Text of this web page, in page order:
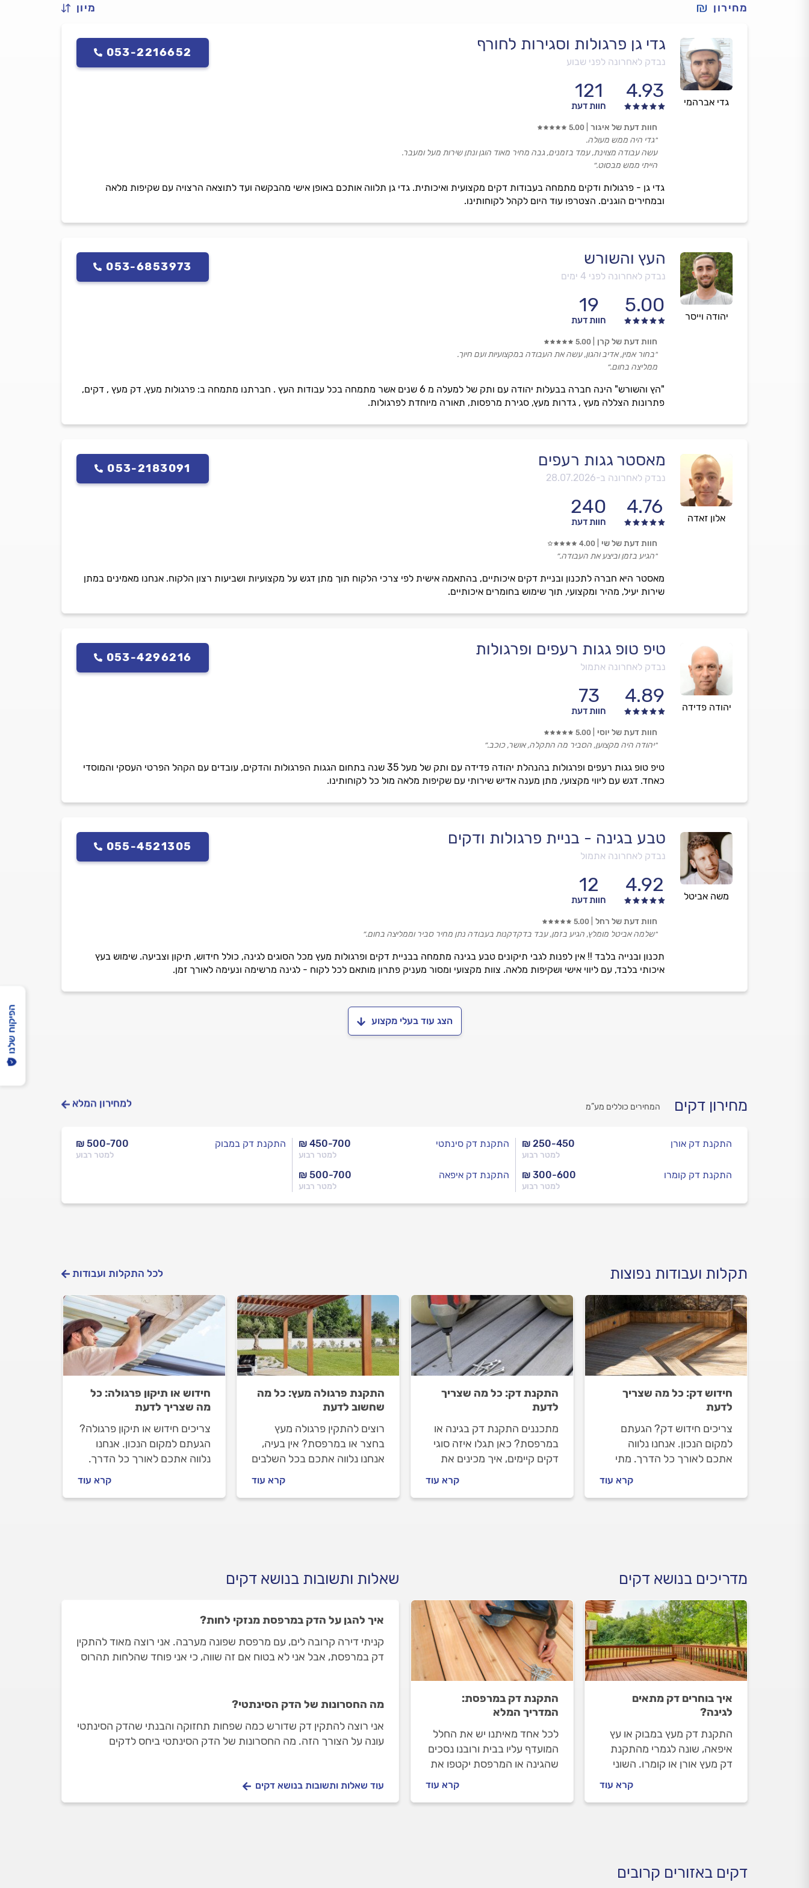
מחירון מיון
גדי אברהמי
גדי גן פרגולות וסגירות לחורף
נבדק לאחרונה לפני שבוע
4.93
121
חוות דעת
053-2216652
גדי גן - פרגולות ודקים מתמחה בעבודות דקים מקצועית ואיכותית. גדי גן תלווה אותכם באופן אישי מהבקשה ועד לתוצאה הרצויה עם שקיפות מלאה
ובמחירים הוגנים. הצטרפו עוד היום לקהל לקוחותינו.
חוות דעת של איגור 5.00
״גדי היה ממש מעולה.
עשה עבודה מצוינת, עמד בזמנים, גבה מחיר מאוד הוגן ונתן שירות מעל ומעבר.
הייתי ממש מבסוט.״
יהודה וייסר
העץ והשורש
נבדק לאחרונה לפני 4 ימים
5.00
19
חוות דעת
053-6853973
"הץ והשורש" הינה חברה בבעלות יהודה עם ותק של למעלה מ 6 שנים אשר מתמחה בכל עבודות העץ . חברתנו מתמחה ב: פרגולות מעץ, דק מעץ , דקים,
פתרונות הצללה מעץ , גדרות מעץ, סגירת מרפסות, תאורה מיוחדת לפרגולות.
חוות דעת של קרן 5.00
״בחור אמין, אדיב והגון, עשה את העבודה במקצועיות ועם חיוך.
ממליצה בחום.״
אלון זאדה
מאסטר גגות רעפים
נבדק לאחרונה ב-28.07.2026
4.76
240
חוות דעת
053-2183091
מאסטר היא חברה לתכנון ובניית דקים איכותיים, בהתאמה אישית לפי צרכי הלקוח תוך מתן דגש על מקצועיות ושביעות רצון הלקוח. אנחנו מאמינים במתן
שירות יעיל, מהיר ומקצועי, תוך שימוש בחומרים איכותיים.
חוות דעת של שי 4.00
״הגיע בזמן וביצע את העבודה.״
יהודה פדידה
טיפ טופ גגות רעפים ופרגולות
נבדק לאחרונה אתמול
4.89
73
חוות דעת
053-4296216
טיפ טופ גגות רעפים ופרגולות בהנהלת יהודה פדידה עם ותק של מעל 35 שנה בתחום הגגות הפרגולות והדקים, עובדים עם הקהל הפרטי העסקי והמוסדי
כאחד. דגש עם ליווי מקצועי, מתן מענה אדיש שירותי עם שקיפות מלאה מול כל לקוחותינו.
חוות דעת של יוסי 5.00
״יהודה היה מקצוען, הסביר מה התקלה, אושר, כוכב.״
משה אביטל
טבע בגינה - בניית פרגולות ודקים
נבדק לאחרונה אתמול
4.92
12
חוות דעת
055-4521305
תכנון ובנייה בלבד !! אין לפנות לגבי תיקונים טבע בגינה מתמחה בבניית דקים ופרגולות מעץ מכל הסוגים לגינה, כולל חידוש, תיקון וצביעה. שימוש בעץ
איכותי בלבד, עם ליווי אישי ושקיפות מלאה. צוות מקצועי ומסור מעניק פתרון מותאם לכל לקוח - לגינה מרשימה ונעימה לאורך זמן.
חוות דעת של רחל 5.00
״שלמה אביטל מומלץ, הגיע בזמן, עבד בדקדקנות בעבודה נתן מחיר סביר וממליצה בחום.״
הצג עוד בעלי מקצוע
מחירון דקים המחירים כוללים מע”מ למחירון המלא
₪ 250-450
למטר רבוע
התקנת דק אורן
₪ 300-600
למטר רבוע
התקנת דק קומרו
₪ 450-700
למטר רבוע
התקנת דק סינתטי
₪ 500-700
למטר רבוע
התקנת דק איפאה
₪ 500-700
למטר רבוע
התקנת דק במבוק
תקלות ועבודות נפוצות לכל התקלות ועבודות
חידוש דק: כל מה שצריך
לדעת
צריכים חידוש דק? הגעתם
למקום הנכון. אנחנו נלווה
אתכם לאורך כל הדרך. מתי
כולל, איך מתנהלים מול מתקין
הדקים וכמה עולה חידוש דק?
קרא עוד
התקנת דק: כל מה שצריך
לדעת
מתכננים התקנת דק בגינה או
במרפסת? כאן תגלו איזה סוגי
דקים קיימים, איך מכינים את
העבודה וכיצד לבחור מתקין
דקים מקצועי שילווה אתכם
קרא עוד
התקנת פרגולה מעץ: כל מה
שחשוב לדעת
רוצים להתקין פרגולה מעץ
בחצר או במרפסת? אין בעיה,
אנחנו נלווה אתכם בכל השלבים
במרפסת החדשה שלכם. איך
בוחרים פרגולה מעץ, מה חשוב
קרא עוד
חידוש או תיקון פרגולה: כל
מה שצריך לדעת
צריכים חידוש או תיקון פרגולה?
הגעתם למקום הנכון. אנחנו
נלווה אתכם לאורך כל הדרך.
פרגולה ומה הוא כולל, איך
מתנהלים מול מתקין הפרגולות
קרא עוד
מדריכים בנושא דקים
איך בוחרים דק מתאים
לגינה?
התקנת דק מעץ במבוק או עץ
איפאה, שונה לגמרי מהתקנת
דק מעץ אורן או קומרו. השוני
באופן ההתקנה. עלות לוחות
העץ לא מעידה תמיד על
קרא עוד
התקנת דק במרפסת:
המדריך המלא
לכל אחד מאיתנו יש את החלל
המועדף עליו בבית ורובנו נסכים
שהגינה או המרפסת יקטפו את
חלק בלתי נפרד מעיצוב הבית
ובנייה של דק יכולה להקנות לה
קרא עוד
שאלות ותשובות בנושא דקים
איך להגן על הדק במרפסת מנזקי לחות?
קניתי דירה קרובה לים, עם מרפסת שפונה מערבה. אני רוצה מאוד להתקין
דק במרפסת, אבל אני לא בטוח אם זה שווה, כי אני פוחד שהלחות תהרוס
מה החסרונות של הדק הסינתטי?
אני רוצה להתקין דק שדורש כמה שפחות תחזוקה והבנתי שהדק הסינתטי
עונה על הצורך הזה. מה החסרונות של הדק הסינתטי ביחס לדקים
עוד שאלות ותשובות בנושא דקים
דקים באזורים קרובים
הפיקוח שלנו